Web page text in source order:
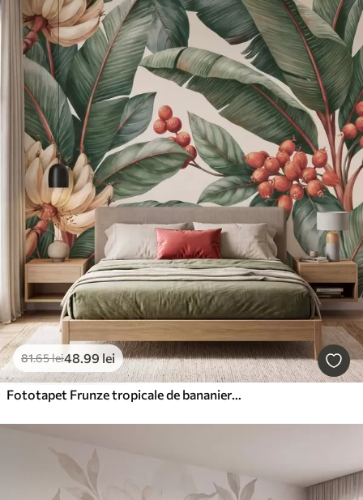
81.65lei48.99 lei
Fototapet Frunze tropicale de bananier cu ciorchini de boabe roșii de cafea, în stil acuarelă